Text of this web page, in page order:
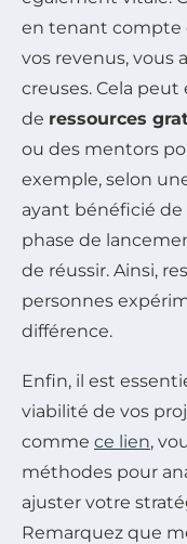
en tenant compte
vos revenus, vous
creuses. Cela
de ressources
ou des mentors
exemple, selon
ayant bénéficié de
phase de
de réussir. Ainsi,
personnes
différence.
Enfin, il est
viabilité de vos
comme ce lien,
méthodes pour
ajuster votre
Remarquez que